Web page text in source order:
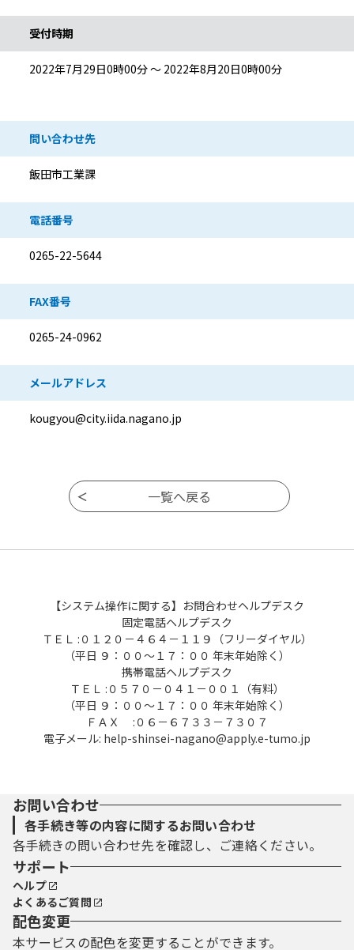
受付時期
2022年7月29日0時00分 ～ 2022年8月20日0時00分
問い合わせ先
飯田市工業課
電話番号
0265-22-5644
FAX番号
0265-24-0962
メールアドレス
kougyou@city.iida.nagano.jp
【システム操作に関する】お問合わせヘルプデスク
固定電話ヘルプデスク
ＴＥＬ :０１２０－４６４－１１９（フリーダイヤル）
（平日 ９：００～１７：００ 年末年始除く）
携帯電話ヘルプデスク
ＴＥＬ :０５７０－０４１－００１（有料）
（平日 ９：００～１７：００ 年末年始除く）
ＦＡＸ :０６－６７３３－７３０７
電子メール: help-shinsei-nagano@apply.e-tumo.jp
お問い合わせ
各手続き等の内容に関するお問い合わせ
各手続きの問い合わせ先を確認し、ご連絡ください。
サポート
ヘルプ
よくあるご質問
配色変更
本サービスの配色を変更することができます。